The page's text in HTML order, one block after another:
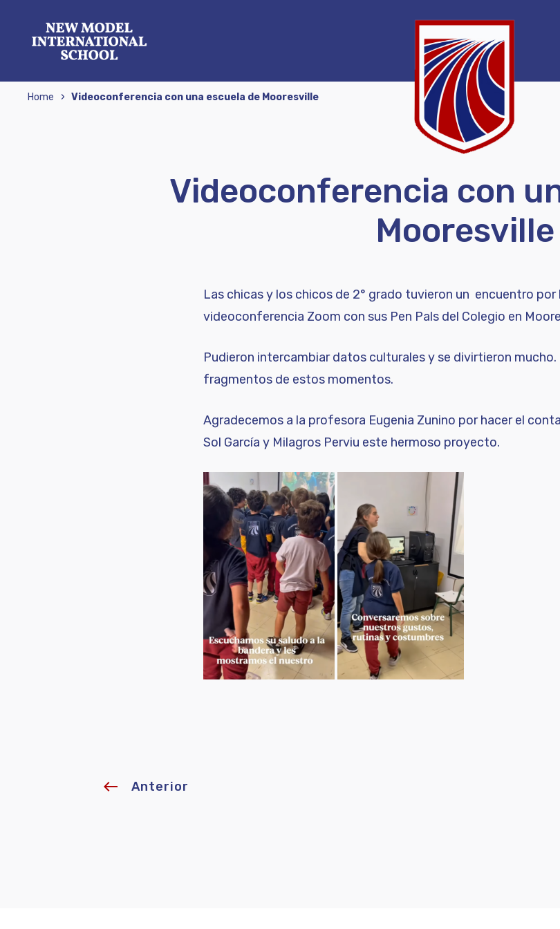
Home › Videoconferencia con una escuela de Mooresville
Videoconferencia con
Mooresville
Las chicas y los chicos de 2° grado tuvieron un encuentro
videoconferencia Zoom con sus Pen Pals del Colegio en
Pudieron intercambiar datos culturales y se divirtieron
fragmentos de estos momentos.
Agradecemos a la profesora Eugenia Zunino por hacer el
Sol García y Milagros Perviu este hermoso proyecto.
west Anterior